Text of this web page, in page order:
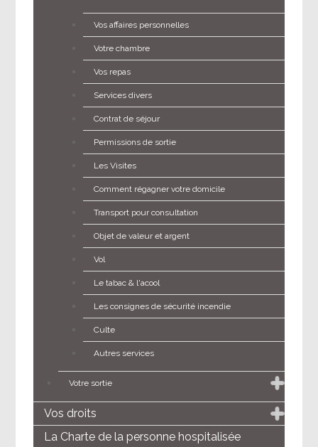
Vos affaires personnelles
Votre chambre
Vos repas
Services divers
Contrat de séjour
Permissions de sortie
Les Visites
Comment régagner votre domicile
Transport pour consultation
Objet de valeur et argent
Vol
Le tabac & l'acool
Les consignes de sécurité incendie
Culte
Autres services
Votre sortie
Vos droits
La Charte de la personne hospitalisée